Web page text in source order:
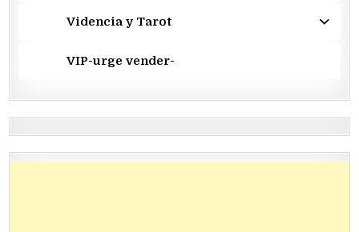
Videncia y Tarot
VIP-urge vender-